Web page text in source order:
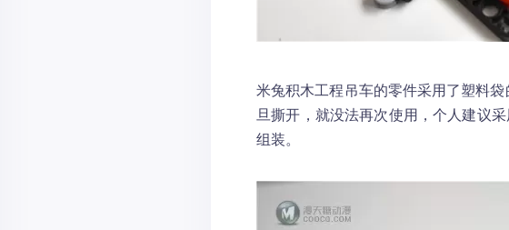
米兔积木工程吊车的零件采用了塑料
旦撕开，就没法再次使用，个人建议
组装。